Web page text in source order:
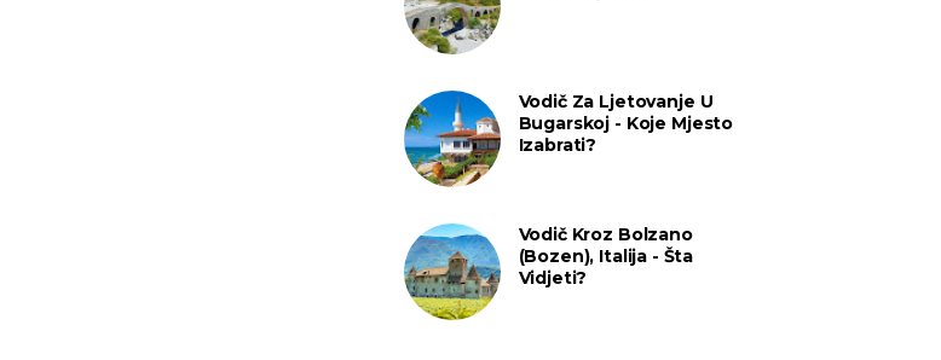
Vodič Za Ljetovanje U
Bugarskoj - Koje Mjesto
Izabrati?
Vodič Kroz Bolzano
(Bozen), Italija - Šta
Vidjeti?